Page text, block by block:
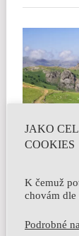
SVĚŽÍ
JAKO
COOKIES
K čemuž
chovám dle
Podrobné